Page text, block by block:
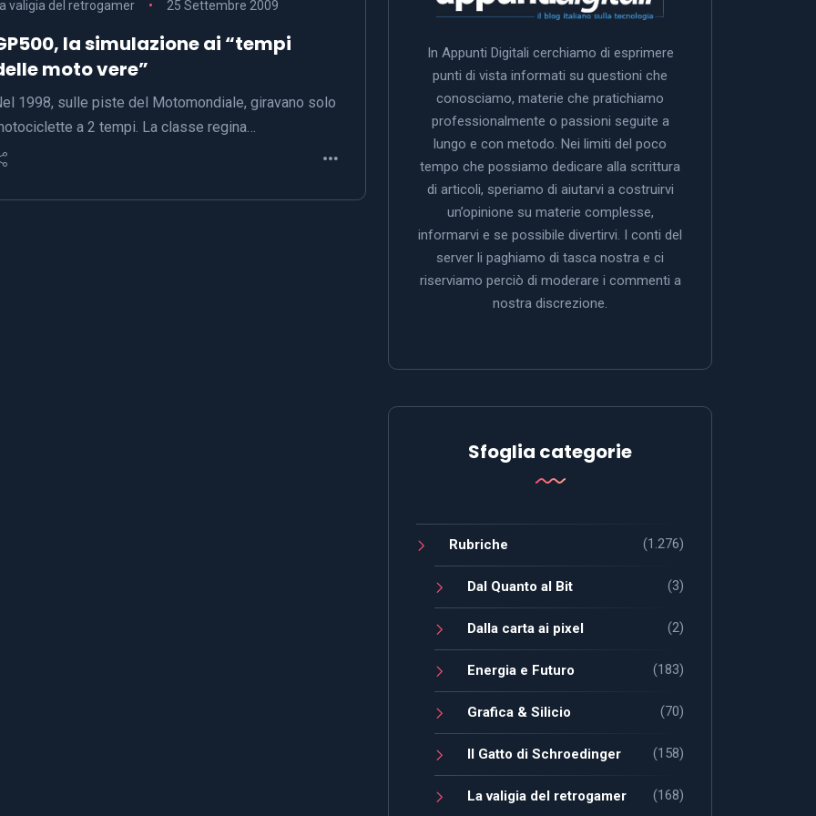
valigia del retrogamer 25 Settembre 2009
la simulazione ai “tempi
moto vere”
1998, sulle piste del Motomondiale, giravano solo
a 2 tempi. La classe regina…
In Appunti Digitali cerchiamo di esprimere
punti di vista informati su questioni che
conosciamo, materie che pratichiamo
professionalmente o passioni seguite a
lungo e con metodo. Nei limiti del poco
tempo che possiamo dedicare alla scrittura
di articoli, speriamo di aiutarvi a costruirvi
un’opinione su materie complesse,
informarvi e se possibile divertirvi. I conti del
server li paghiamo di tasca nostra e ci
riserviamo perciò di moderare i commenti a
nostra discrezione.
Sfoglia categorie
Rubriche (1.276)
Dal Quanto al Bit (3)
Dalla carta ai pixel (2)
Energia e Futuro (183)
Grafica & Silicio (70)
Il Gatto di Schroedinger (158)
La valigia del retrogamer (168)